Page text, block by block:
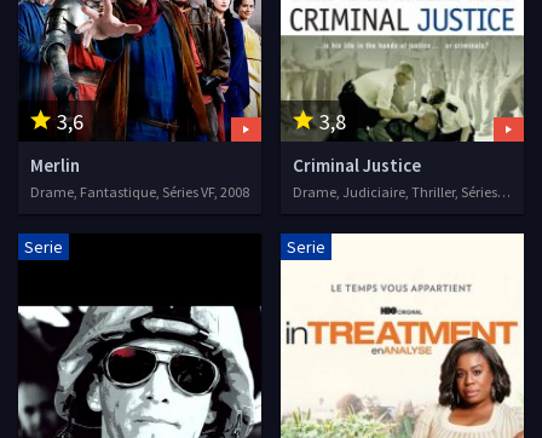
3,6
Merlin
Drame, Fantastique, Séries VF, 2008
3,8
Criminal Justice
Drame, Judiciaire, Thriller, Séries VF, 2008
Serie Serie